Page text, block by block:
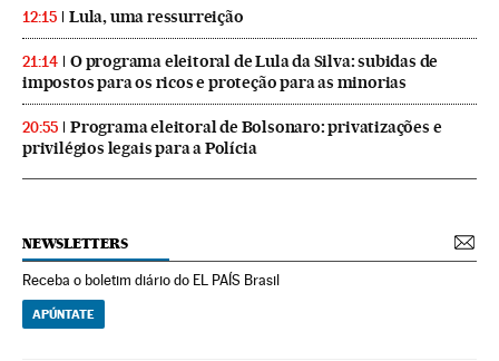
12:15 Lula, uma ressurreição
21:14
O programa eleitoral de Lula da Silva: subidas de
impostos para os ricos e proteção para as minorias
20:55
Programa eleitoral de Bolsonaro: privatizações e
privilégios legais para a Polícia
NEWSLETTERS
Receba o boletim diário do EL PAÍS Brasil
APÚNTATE